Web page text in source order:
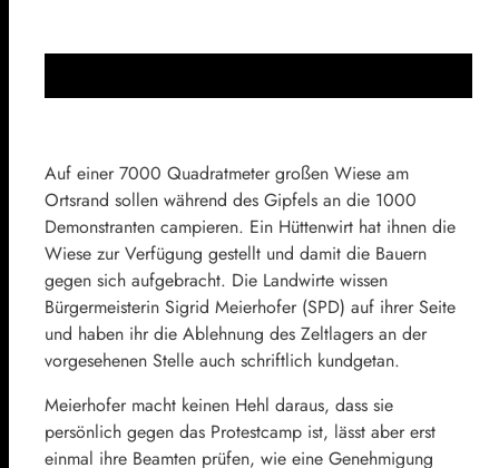
Auf einer 7000 Quadratmeter großen Wiese am
Ortsrand sollen während des Gipfels an die 1000
Demonstranten campieren. Ein Hüttenwirt hat ihnen die
Wiese zur Verfügung gestellt und damit die Bauern
gegen sich aufgebracht. Die Landwirte wissen
Bürgermeisterin Sigrid Meierhofer (SPD) auf ihrer Seite
und haben ihr die Ablehnung des Zeltlagers an der
vorgesehenen Stelle auch schriftlich kundgetan.
Meierhofer macht keinen Hehl daraus, dass sie
persönlich gegen das Protestcamp ist, lässt aber erst
einmal ihre Beamten prüfen, wie eine Genehmigung